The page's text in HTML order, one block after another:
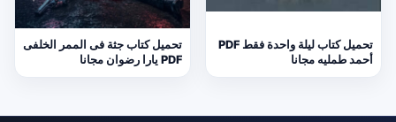
تحميل كتاب ليلة واحدة فقط PDF
أحمد طمليه مجانا
تحميل كتاب جثة فى الممر الخلفى
PDF يارا رضوان مجانا